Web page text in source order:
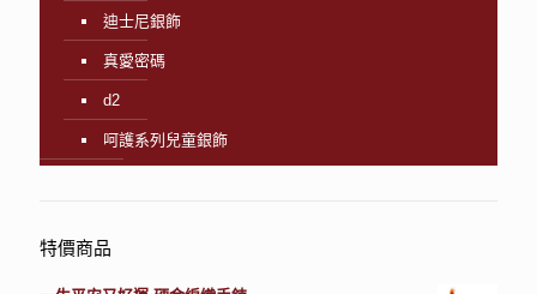
迪士尼銀飾
真愛密碼
d2
呵護系列兒童銀飾
特價商品